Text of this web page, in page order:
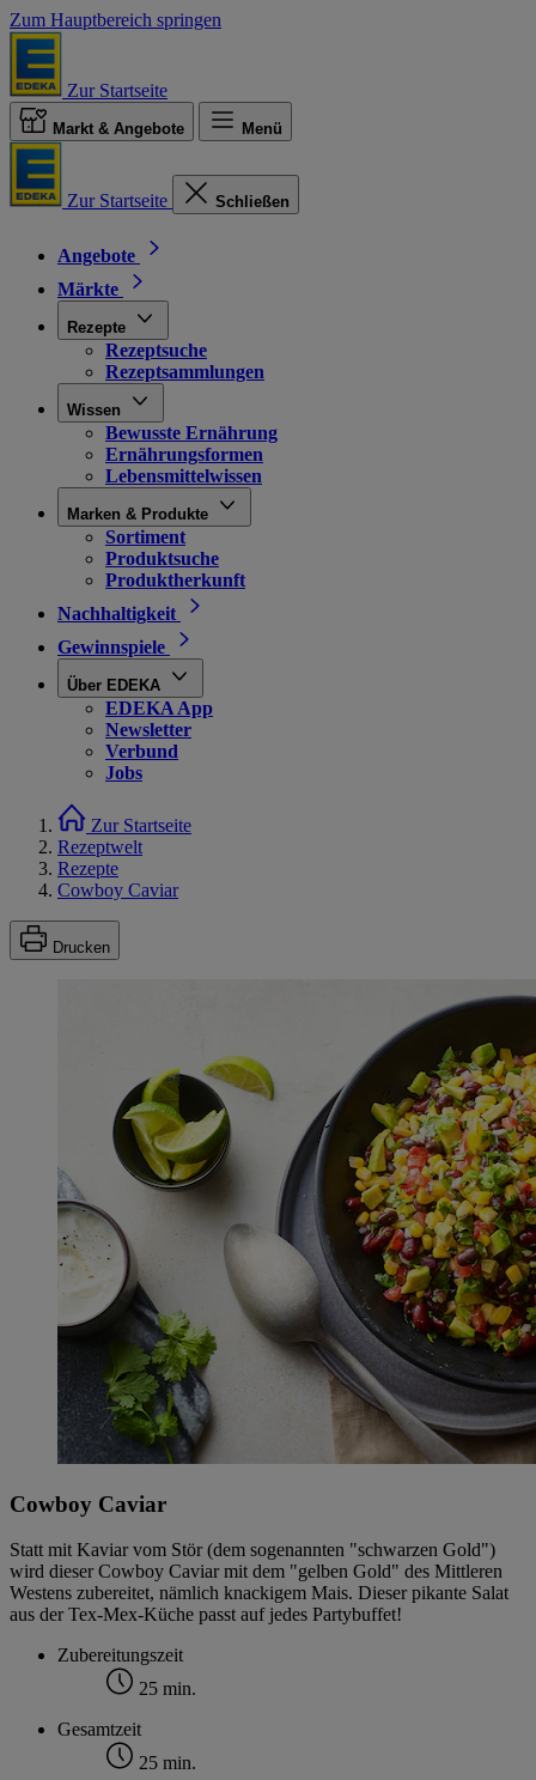
Zum Hauptbereich springen
Zur Startseite
Markt & Angebote Menü
Zur Startseite Schließen
Angebote
Märkte
Rezepte
Rezeptsuche
Rezeptsammlungen
Wissen
Bewusste Ernährung
Ernährungsformen
Lebensmittelwissen
Marken & Produkte
Sortiment
Produktsuche
Produktherkunft
Nachhaltigkeit
Gewinnspiele
Über EDEKA
EDEKA App
Newsletter
Verbund
Jobs
Zur Startseite
Rezeptwelt
Rezepte
Cowboy Caviar
Drucken
Cowboy Caviar
Statt mit Kaviar vom Stör (dem sogenannten "schwarzen Gold")
wird dieser Cowboy Caviar mit dem "gelben Gold" des Mittleren
Westens zubereitet, nämlich knackigem Mais. Dieser pikante Salat
aus der Tex-Mex-Küche passt auf jedes Partybuffet!
Zubereitungszeit
25 min.
Gesamtzeit
25 min.